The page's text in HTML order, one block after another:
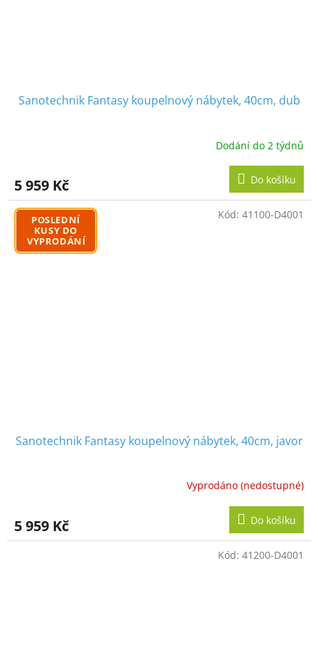
Sanotechnik Fantasy koupelnový nábytek, 40cm, dub
Dodání do 2 týdnů
5 959 Kč Do košíku
POSLEDNÍ
KUSY DO
VYPRODÁNÍ
Sanotechnik Fantasy koupelnový nábytek, 40cm, javor
Vyprodáno (nedostupné)
5 959 Kč Do košíku
Kód: 41100-D4001
Kód: 41200-D4001